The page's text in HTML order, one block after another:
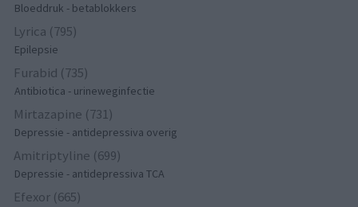
Bloeddruk - betablokkers
Lyrica (795)
Epilepsie
Furabid (735)
Antibiotica - urineweginfectie
Mirtazapine (731)
Depressie - antidepressiva overig
Amitriptyline (699)
Depressie - antidepressiva TCA
Efexor (665)